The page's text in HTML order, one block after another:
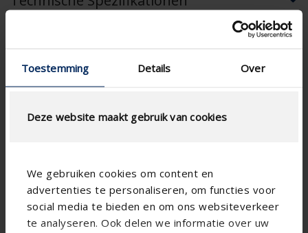
Toestemming Details Over
Deze website maakt gebruik van cookies
We gebruiken cookies om content en
advertenties te personaliseren, om functies voor
social media te bieden en om ons websiteverkeer
te analyseren. Ook delen we informatie over uw
Breeze-Funktion
CE-geprüft
Bedarfssteuerung
Gebäudeautomatisierung
Keine Integration
Abluft in trockenen
Räumen anhand von
Smartzone